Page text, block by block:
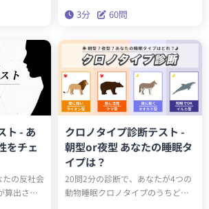
。テス
に最も正確な性格分析理論「ビッ
診断で、本当の性格を深く理解し
ましょう。
3分 60問
ト - あ
をチェ
の反社会
算出され
クロノタイプ診断テスト -
朝型or夜型 あなたの睡眠タ
イプは？
20問2分の診断で、あなたが4つの
動物睡眠クロノタイプのうちどの